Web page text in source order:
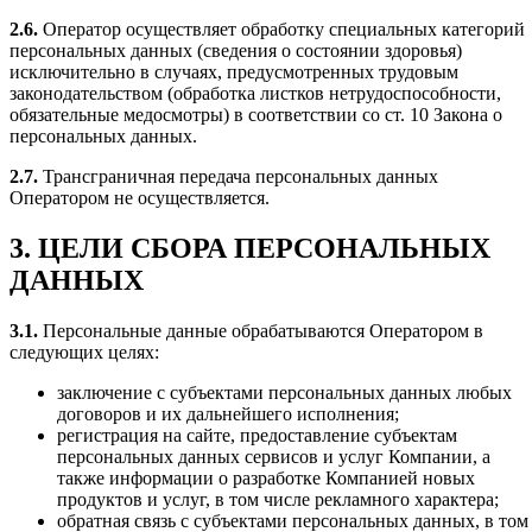
2.6. Оператор осуществляет обработку специальных категорий
персональных данных (сведения о состоянии здоровья)
исключительно в случаях, предусмотренных трудовым
законодательством (обработка листков нетрудоспособности,
обязательные медосмотры) в соответствии со ст. 10 Закона о
персональных данных.
2.7. Трансграничная передача персональных данных
Оператором не осуществляется.
3. ЦЕЛИ СБОРА ПЕРСОНАЛЬНЫХ
ДАННЫХ
3.1. Персональные данные обрабатываются Оператором в
следующих целях:
заключение с субъектами персональных данных любых
договоров и их дальнейшего исполнения;
регистрация на сайте, предоставление субъектам
персональных данных сервисов и услуг Компании, а
также информации о разработке Компанией новых
продуктов и услуг, в том числе рекламного характера;
обратная связь с субъектами персональных данных, в том